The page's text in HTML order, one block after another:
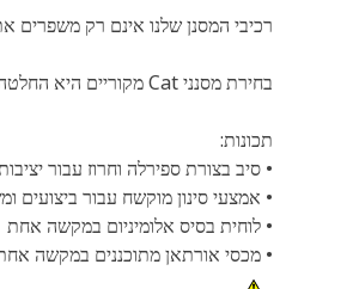
רכיבי המסנן שלנו אינם רק משפרים
בחירת מסנני Cat מקוריים היא החלטה עסקית חכמה, מדי יום.
תכונות:
• סיב בצורת ספירלה וחרוז עבור
• אמצעי סינון מוקשח עבור ביצועים
• לוחית בסיס אלומיניום במקשה אחת
• מכסי אורתאן מתוכננים במקשה